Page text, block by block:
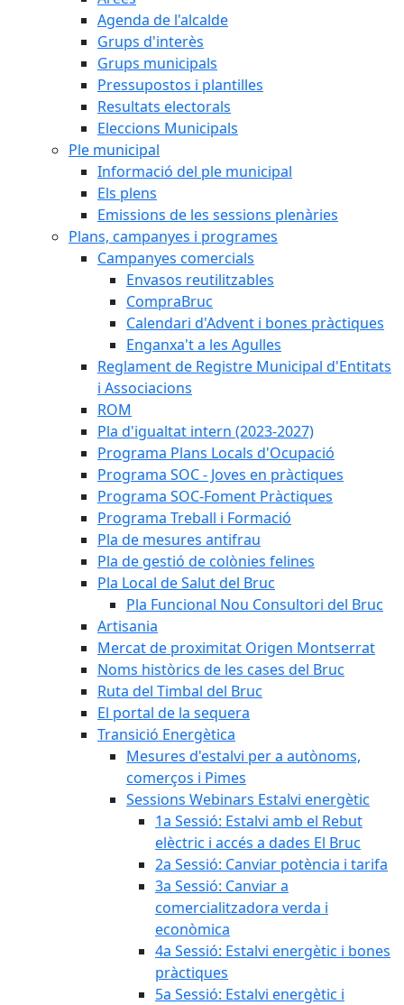
Agenda de l'alcalde
Grups d'interès
Grups municipals
Pressupostos i plantilles
Resultats electorals
Eleccions Municipals
Ple municipal
Informació del ple municipal
Els plens
Emissions de les sessions plenàries
Plans, campanyes i programes
Campanyes comercials
Envasos reutilitzables
CompraBruc
Calendari d'Advent i bones pràctiques
Enganxa't a les Agulles
Reglament de Registre Municipal d'Entitats
i Associacions
ROM
Pla d'igualtat intern (2023-2027)
Programa Plans Locals d'Ocupació
Programa SOC - Joves en pràctiques
Programa SOC-Foment Pràctiques
Programa Treball i Formació
Pla de mesures antifrau
Pla de gestió de colònies felines
Pla Local de Salut del Bruc
Pla Funcional Nou Consultori del Bruc
Artisania
Mercat de proximitat Origen Montserrat
Noms històrics de les cases del Bruc
Ruta del Timbal del Bruc
El portal de la sequera
Transició Energètica
Mesures d'estalvi per a autònoms,
comerços i Pimes
Sessions Webinars Estalvi energètic
1a Sessió: Estalvi amb el Rebut
elèctric i accés a dades El Bruc
2a Sessió: Canviar potència i tarifa
3a Sessió: Canviar a
comercialitzadora verda i
econòmica
4a Sessió: Estalvi energètic i bones
pràctiques
5a Sessió: Estalvi energètic i